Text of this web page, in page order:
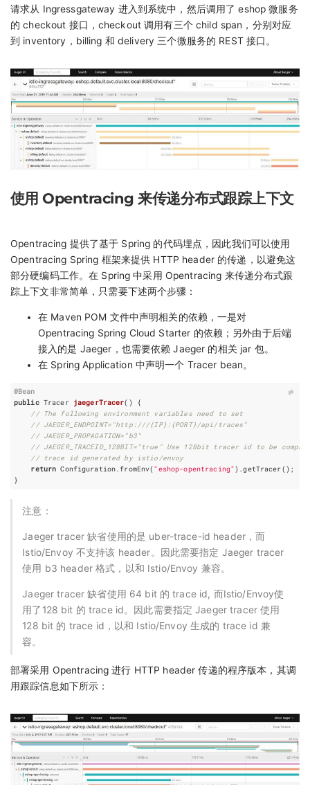
请求从 Ingressgateway 进入到系统中，然后调用了 eshop 微服务
的 checkout 接口，checkout 调用有三个 child span，分别对应
到 inventory，billing 和 delivery 三个微服务的 REST 接口。
使用 Opentracing 来传递分布式跟踪上下文
Opentracing 提供了基于 Spring 的代码埋点，因此我们可以使用
Opentracing Spring 框架来提供 HTTP header 的传递，以避免这
部分硬编码工作。在 Spring 中采用 Opentracing 来传递分布式跟
踪上下文非常简单，只需要下述两个步骤：
在 Maven POM 文件中声明相关的依赖，一是对
Opentracing Spring Cloud Starter 的依赖；另外由于后端
接入的是 Jaeger，也需要依赖 Jaeger 的相关 jar 包。
在 Spring Application 中声明一个 Tracer bean。
@Bean
public Tracer jaegerTracer()
{
// The following environment variables need to set
// JAEGER_ENDPOINT="http:///{IP}:{PORT}/api/traces"
// JAEGER_PROPAGATION="b3"
// JAEGER_TRACEID_128BIT="true" Use 128bit tracer id to be
// trace id generated by istio/envoy
return Configuration. fromEnv("eshop-opentracing").getTracer ();
}
注意：
Jaeger tracer 缺省使用的是 uber-trace-id header，而
Istio/Envoy 不支持该 header。因此需要指定 Jaeger tracer
使用 b3 header 格式，以和 Istio/Envoy 兼容。
Jaeger tracer 缺省使用 64 bit 的 trace id, 而Istio/Envoy使
用了128 bit 的 trace id。因此需要指定 Jaeger tracer 使用
128 bit 的 trace id，以和 Istio/Envoy 生成的 trace id 兼
容。
部署采用 Opentracing 进行 HTTP header 传递的程序版本，其调
用跟踪信息如下所示：